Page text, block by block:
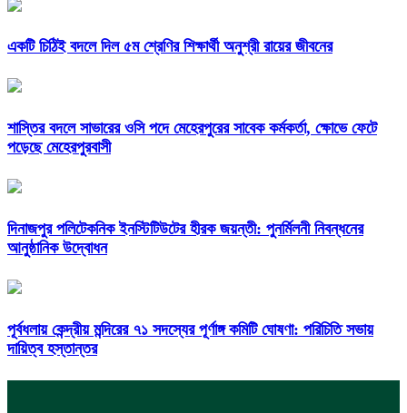
একটি চিঠিই বদলে দিল ৫ম শ্রেণির শিক্ষার্থী অনুশ্রী রায়ের জীবনের
শাস্তির বদলে সাভারের ওসি পদে মেহেরপুরের সাবেক কর্মকর্তা, ক্ষোভে ফেটে
পড়েছে মেহেরপুরবাসী
দিনাজপুর পলিটেকনিক ইনস্টিটিউটের হীরক জয়ন্তী: পুনর্মিলনী নিবন্ধনের
আনুষ্ঠানিক উদ্বোধন
পূর্বধলায় কেন্দ্রীয় মন্দিরের ৭১ সদস্যের পূর্ণাঙ্গ কমিটি ঘোষণা: পরিচিতি সভায়
দায়িত্ব হস্তান্তর